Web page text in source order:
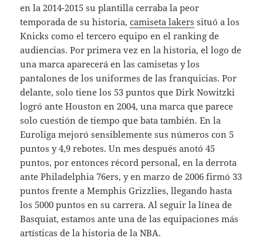
en la 2014-2015 su plantilla cerraba la peor
temporada de su historia,camiseta lakers situó a los
Knicks como el tercero equipo en el ranking de
audiencias. Por primera vez en la historia, el logo de
una marca aparecerá en las camisetas y los
pantalones de los uniformes de las franquicias. Por
delante, solo tiene los 53 puntos que Dirk Nowitzki
logró ante Houston en 2004, una marca que parece
solo cuestión de tiempo que bata también. En la
Euroliga mejoró sensiblemente sus números con 5
puntos y 4,9 rebotes. Un mes después anotó 45
puntos, por entonces récord personal, en la derrota
ante Philadelphia 76ers, y en marzo de 2006 firmó 33
puntos frente a Memphis Grizzlies, llegando hasta
los 5000 puntos en su carrera. Al seguir la línea de
Basquiat, estamos ante una de las equipaciones más
artísticas de la historia de la NBA.